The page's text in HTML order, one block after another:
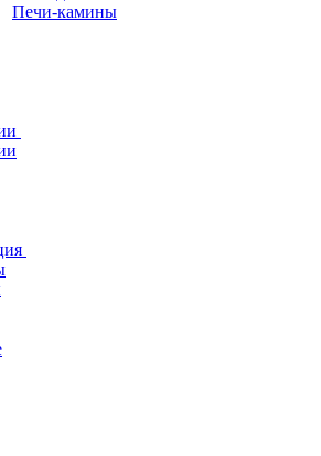
Печи-камины